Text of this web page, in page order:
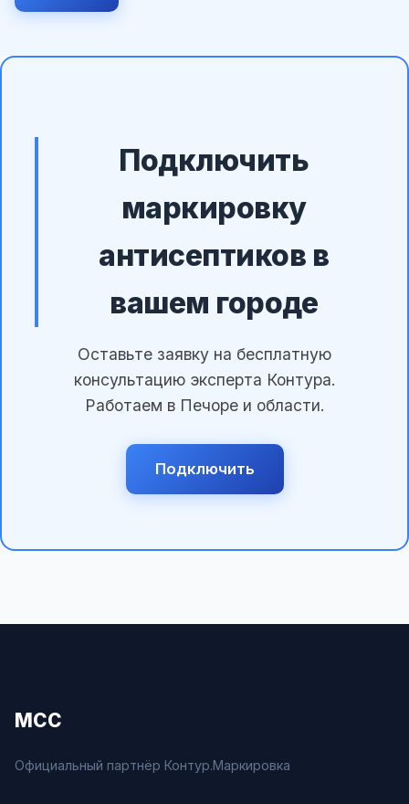
Подключить
маркировку
антисептиков в
вашем городе
Оставьте заявку на бесплатную
консультацию эксперта Контура.
Работаем в Печоре и области.
Подключить
МСС
Официальный партнёр Контур.Маркировка